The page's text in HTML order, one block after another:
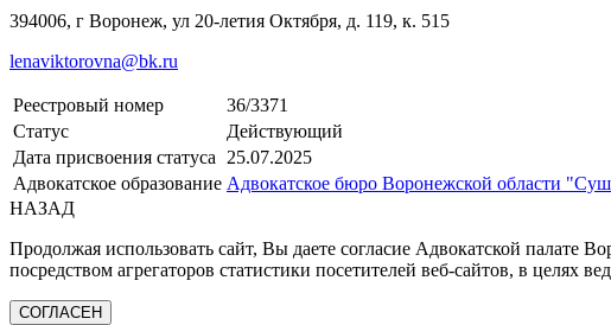
394006, г Воронеж, ул 20-летия Октября, д. 119, к. 515
lenaviktorovna@bk.ru
Реестровый номер
36/3371
Статус
Действующий
Дата присвоения статуса
25.07.2025
Адвокатское образование Адвокатское бюро Воронежской области
НАЗАД
Продолжая использовать сайт, Вы даете согласие Адвокатской палате
посредством агрегаторов статистики посетителей веб-сайтов, в целях
СОГЛАСЕН